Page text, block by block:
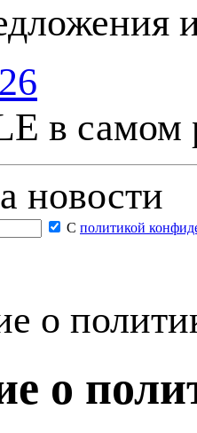
в самом
новости
С политикой
о
о